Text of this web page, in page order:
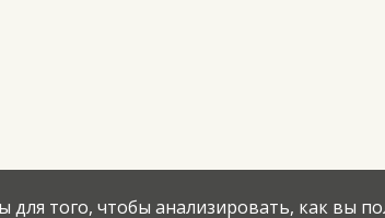
того, чтобы анализировать, как вы